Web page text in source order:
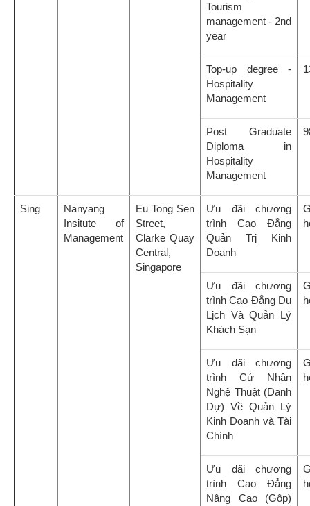
Tourism
management - 2nd
year
Top-up degree -
Hospitality
Management
Post Graduate
Diploma in
Hospitality
Management
Sing
Nanyang
Insitute of
Management
Eu Tong Sen
Street,
Clarke Quay
Central,
Singapore
Ưu đãi chương
trình Cao Đẳng
Quản Trị Kinh
Doanh
Ưu đãi chương
trình Cao Đẳng Du
Lịch Và Quản Lý
Khách Sạn
Ưu đãi chương
trình Cử Nhân
Nghệ Thuật (Danh
Dự) Về Quản Lý
Kinh Doanh và Tài
Chính
Ưu đãi chương
trình Cao Đẳng
Nâng Cao (Gộp)